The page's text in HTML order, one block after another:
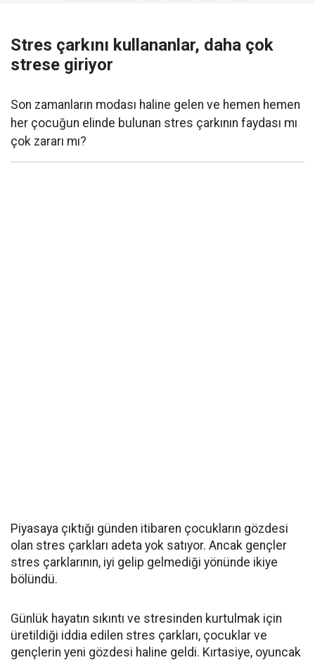
Stres çarkını kullananlar, daha çok
strese giriyor
Son zamanların modası haline gelen ve hemen hemen
her çocuğun elinde bulunan stres çarkının faydası mı
çok zararı mı?
Piyasaya çıktığı günden itibaren çocukların gözdesi
olan stres çarkları adeta yok satıyor. Ancak gençler
stres çarklarının, iyi gelip gelmediği yönünde ikiye
bölündü.
Günlük hayatın sıkıntı ve stresinden kurtulmak için
üretildiği iddia edilen stres çarkları, çocuklar ve
gençlerin yeni gözdesi haline geldi. Kırtasiye, oyuncak